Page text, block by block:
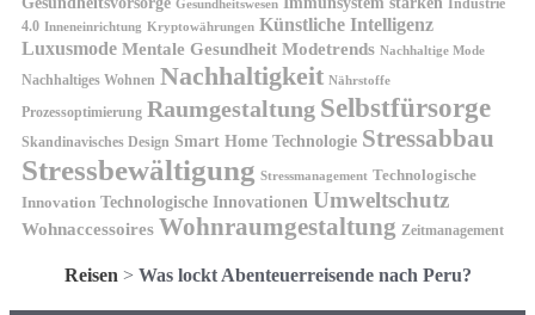
Gesundheitswesen
Industrie
4.0 Inneneinrichtung Kryptowährungen Künstliche Intelligenz
Luxusmode Mentale Gesundheit Modetrends Nachhaltige Mode
Nachhaltiges Wohnen Nachhaltigkeit Nährstoffe
Prozessoptimierung Raumgestaltung Selbstfürsorge
Skandinavisches Design Smart Home Technologie Stressabbau
Stressbewältigung Stressmanagement Technologische
Innovation Technologische Innovationen Umweltschutz
Wohnaccessoires Wohnraumgestaltung Zeitmanagement
Reisen > Was lockt Abenteuerreisende nach Peru?